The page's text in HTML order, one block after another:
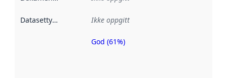
Datasettype Ikke oppgitt
Metadatakvalitet
God (61%)